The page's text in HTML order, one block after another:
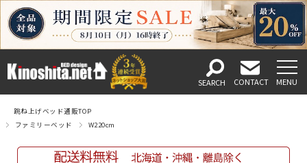
跳ね上げベッド通販TOP
ファミリーベッド
W220cm